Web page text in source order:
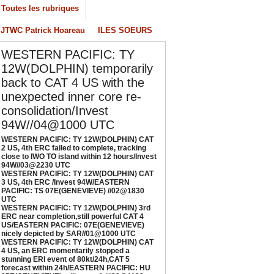
04/2026 -PATRICK HOAREAU
PACIFIC: TY 12W(DOLPHIN) CAT 3
07E(GENEVIEVE) //02@1830 UTC
02/2026 - PATRICK HOAREAU
PACIFIC: TY 12W(DOLPHIN) 3rd
near completion,still powerful CAT 4
EASTERN PACIFIC: 07E(GENEVIEVE) nicely
by SAR//01@1000 UTC
01/2026 - PATRICK HOAREAU
PACIFIC: TY 12W(DOLPHIN) CAT 4
an ERC momentarily stopped a stunning
event of 80kt/24h,CAT 5 forecast within
EASTERN PACIFIC: HU 07E(GENEVIEVE)
powerful//29@1130 UTC
29/2026 -PATRICK HOAREAU
Toutes les rubriques
JTWC Patrick Hoareau ILES SOEURS
WESTERN PACIFIC: TY
12W(DOLPHIN) temporarily
back to CAT 4 US with the
unexpected inner core re-
consolidation/Invest
94W//04@1000 UTC
WESTERN PACIFIC: TY 12W(DOLPHIN) CAT
2 US, 4th ERC failed to complete, tracking
close to IWO TO island within 12 hours/Invest
94W//03@2230 UTC
WESTERN PACIFIC: TY 12W(DOLPHIN) CAT
3 US, 4th ERC /Invest 94W/EASTERN
PACIFIC: TS 07E(GENEVIEVE) //02@1830
UTC
WESTERN PACIFIC: TY 12W(DOLPHIN) 3rd
ERC near completion,still powerful CAT 4
US/EASTERN PACIFIC: 07E(GENEVIEVE)
nicely depicted by SAR//01@1000 UTC
WESTERN PACIFIC: TY 12W(DOLPHIN) CAT
4 US, an ERC momentarily stopped a
stunning ERI event of 80kt/24h,CAT 5
forecast within 24h/EASTERN PACIFIC: HU